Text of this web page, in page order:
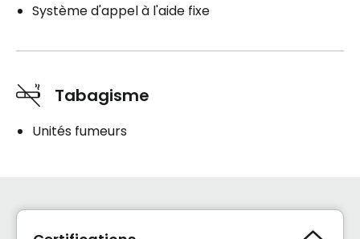
Système d'appel à l'aide fixe
Tabagisme
Unités fumeurs